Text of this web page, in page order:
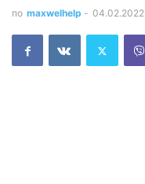
по maxwelhelp - 04.02.2022